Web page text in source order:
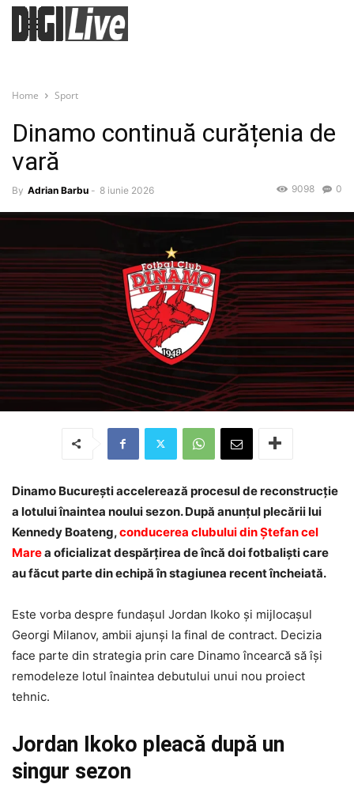
Home Sport
Dinamo continuă curățenia de
vară
By Adrian Barbu - 8 iunie 2026 0
9098
Dinamo București accelerează procesul de reconstrucție
a lotului înaintea noului sezon. După anunțul plecării lui
Kennedy Boateng,conducerea clubului din Ștefan cel
Marea oficializat despărțirea de încă doi fotbaliști care
au făcut parte din echipă în stagiunea recent încheiată.
Este vorba despre fundașul Jordan Ikoko și mijlocașul
Georgi Milanov, ambii ajunși la final de contract. Decizia
face parte din strategia prin care Dinamo încearcă să își
remodeleze lotul înaintea debutului unui nou proiect
tehnic.
Jordan Ikoko pleacă după un
singur sezon